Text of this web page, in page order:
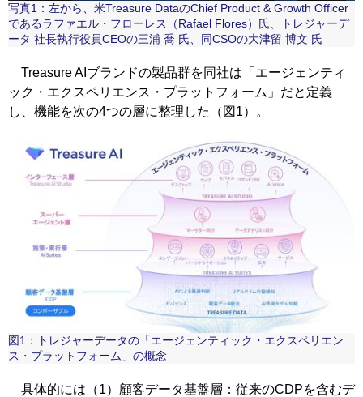
写真1：左から、米Treasure DataのChief Product & Growth Officer
であるラファエル・フローレス（Rafael Flores）氏、トレジャーデ
ータ 社長執行役員CEOの三浦 喬 氏、同CSOの大津留 博文 氏
Treasure AIブランドの製品群を同社は「エージェンティ
ック・エクスペリエンス・プラットフォーム」だと定義
し、機能を次の4つの層に整理した（図1）。
図1：トレジャーデータの「エージェンティック・エクスペリエン
ス・プラットフォーム」の概念
具体的には（1）顧客データ基盤層：従来のCDPを含むデ